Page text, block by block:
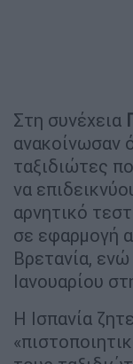
Στη συνέχεια
ανακοίνωσαν
ταξιδιώτες
να
αρνητικό
σε εφαρμογή
Βρετανία,
Ιανουαρίου
Η Ισπανία